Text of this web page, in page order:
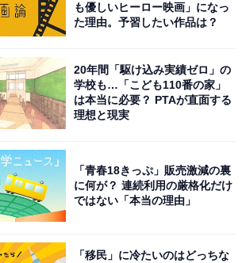
も優しいヒーロー映画」になっ
た理由。予習したい作品は？
20年間「駆け込み実績ゼロ」の
学校も…「こども110番の家」
は本当に必要？ PTAが直面する
理想と現実
「青春18きっぷ」販売激減の裏
に何が？ 連続利用の厳格化だけ
ではない「本当の理由」
「移民」に冷たいのはどっちな